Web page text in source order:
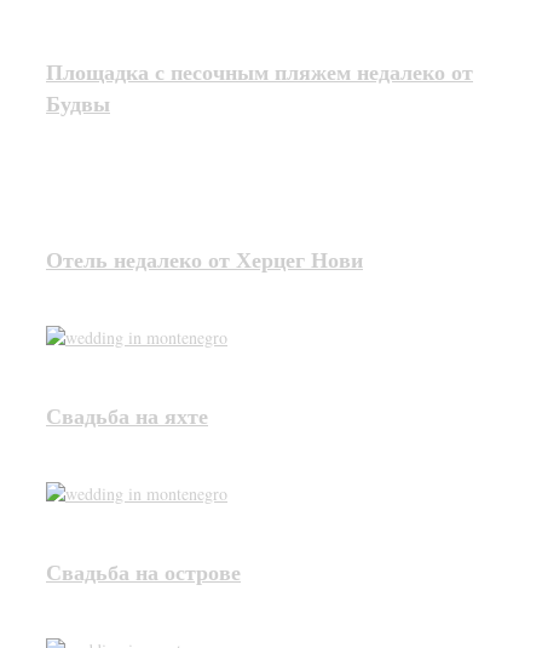
Площадка с песочным пляжем недалеко от
Будвы
Отель недалеко от Херцег Нови
Свадьба на яхте
Свадьба на острове